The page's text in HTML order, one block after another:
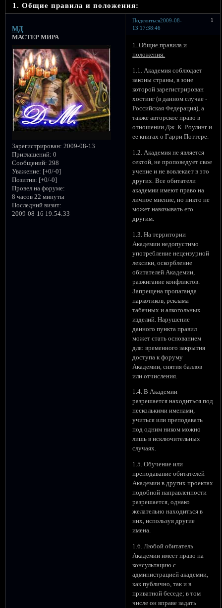
1. Общие правила и положения:
Поделиться 1
2009-08-
13 17:38:46
МД
МАСТЕР МИРА
Зарегистрирован: 2009-08-13
Приглашений: 0
Сообщений: 298
Уважение: [+0/-0]
Позитив: [+0/-0]
Провел на форуме:
8 часов 22 минуты
Последний визит:
2009-08-16 19:54:33
1. Общие правила и
положения:
1.1. Академия соблюдает
законы страны, в зоне
которой зарегистрирован
хостинг (в данном случае -
Российская Федерация), а
также авторское право в
отношении Дж. К. Роулинг и
ее книгах о Гарри Поттере.
1.2. Академия не является
сектой, не проповедует свое
учение и не вовлекает в это
других. Все обитатели
академии имеют право на
личное мнение, но никто не
может навязывать его
другим.
1.3. На территории
Академии недопустимо
употребление нецензурной
лексики, оскорбление
обитателей Академии,
разжигание конфликтов.
Запрещена пропаганда
наркотиков, реклама
табачных и алкогольных
изделий. Нарушение
данного пункта правил
может стать основанием
для: временного закрытия
доступа к форуму
Академии, снятия баллов
или отчисления.
1.4. В Академии
разрешается находиться под
несколькими именами,
учиться или преподавать
под одним ником можно
лишь в исключительных
случаях.
1.5. Обучение или
преподавание обитателей
Академии в других проектах
подобной направленности
разрешается, однако
желательно находиться в
них, используя другие
имена.
1.6. Любой обитатель
Академии имеет право на
консультацию с
администрацией академии,
как публично, так и в
приватной беседе; в том
числе он вправе задать